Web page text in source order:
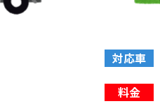
対応車
料金